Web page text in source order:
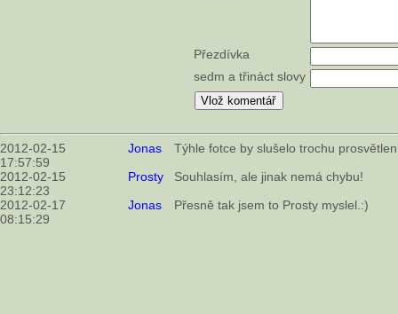
Přezdívka
sedm a třináct slovy
2012-02-15
17:57:59
Jonas
Týhle fotce by slušelo trochu
2012-02-15
23:12:23
Prosty
Souhlasím, ale jinak nemá chybu!
2012-02-17
08:15:29
Jonas Přesně tak jsem to Prosty myslel.:)